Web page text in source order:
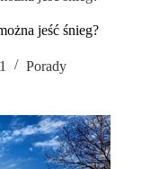
jeść śnieg?
Porady